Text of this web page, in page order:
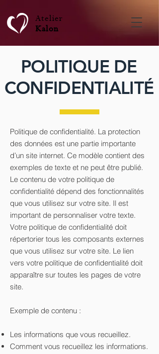
Atelier
Kalon
POLITIQUE DE
CONFIDENTIALITÉ
Politique de confidentialité. La protection
des données est une partie importante
d’un site internet. Ce modèle contient des
exemples de texte et ne peut être publié.
Le contenu de votre politique de
confidentialité dépend des fonctionnalités
que vous utilisez sur votre site. Il est
important de personnaliser votre texte.
Votre politique de confidentialité doit
répertorier tous les composants externes
que vous utilisez sur votre site. Le lien
vers votre politique de confidentialité doit
apparaître sur toutes les pages de votre
site.
Exemple de contenu :
Les informations que vous recueillez.
Comment vous recueillez les informations.